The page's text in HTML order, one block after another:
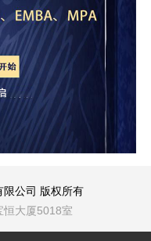
限公司 版权所有
恒大厦5018室